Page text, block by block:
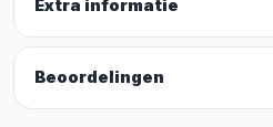
Extra informatie
Beoordelingen